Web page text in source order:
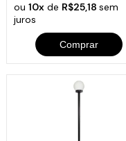
ou10x de R$25,18sem
juros
Comprar